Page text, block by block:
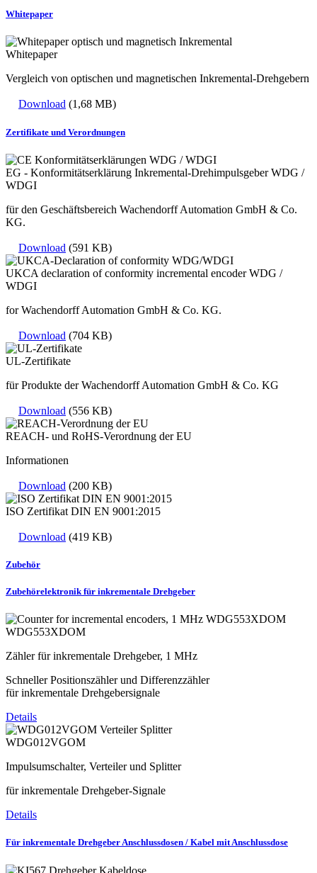
Whitepaper
Whitepaper
Vergleich von optischen und magnetischen Inkremental-Drehgebern
Download (1,68 MB)
Zertifikate und Verordnungen
EG - Konformitätserklärung Inkremental-Drehimpulsgeber WDG /
WDGI
für den Geschäftsbereich Wachendorff Automation GmbH & Co.
KG.
Download (591 KB)
UKCA declaration of conformity incremental encoder WDG /
WDGI
for Wachendorff Automation GmbH & Co. KG.
Download (704 KB)
UL-Zertifikate
für Produkte der Wachendorff Automation GmbH & Co. KG
Download (556 KB)
REACH- und RoHS-Verordnung der EU
Informationen
Download (200 KB)
ISO Zertifikat DIN EN 9001:2015
Download (419 KB)
Zubehör
Zubehörelektronik für inkrementale Drehgeber
WDG553XDOM
Zähler für inkrementale Drehgeber, 1 MHz
Schneller Positionszähler und Differenzzähler
für inkrementale Drehgebersignale
Details
WDG012VGOM
Impulsumschalter, Verteiler und Splitter
für inkrementale Drehgeber-Signale
Details
Für inkrementale Drehgeber Anschlussdosen / Kabel mit Anschlussdose